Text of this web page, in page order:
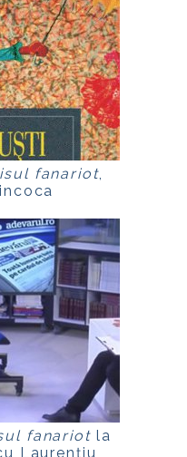
fanariot,
fanariot la
Laurențiu